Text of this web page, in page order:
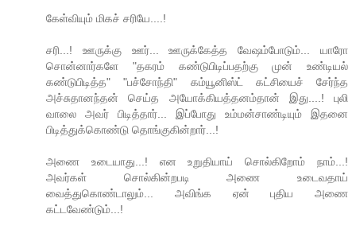
கேள்வியும் மிகச் சரியே....!
சரி...! ஊருக்கு ஊர்... ஊருக்கேத்த வேஷம்போடும்... யாரோ
சொன்னார்களே "தகரம் கண்டுபிடிப்பதற்கு முன் உண்டியல்
கண்டுபிடித்த" "பச்சோந்தி" கம்யூனிஸ்ட் கட்சியைச் சேர்ந்த
அச்சுதானந்தன் செய்த அயோக்கியத்தனம்தான் இது....! புலி
வாலை அவர் பிடித்தார்... இப்போது உம்மன்சாண்டியும் இதனை
பிடித்துக்கொண்டு தொங்குகின்றார்...!
அணை உடையாது...! என உறுதியாய் சொல்கிறோம் நாம்...!
அவர்கள் சொல்கின்றபடி அணை உடைவதாய்
வைத்துகொண்டாலும்... அவிங்க ஏன் புதிய அணை
கட்டவேண்டும்...!